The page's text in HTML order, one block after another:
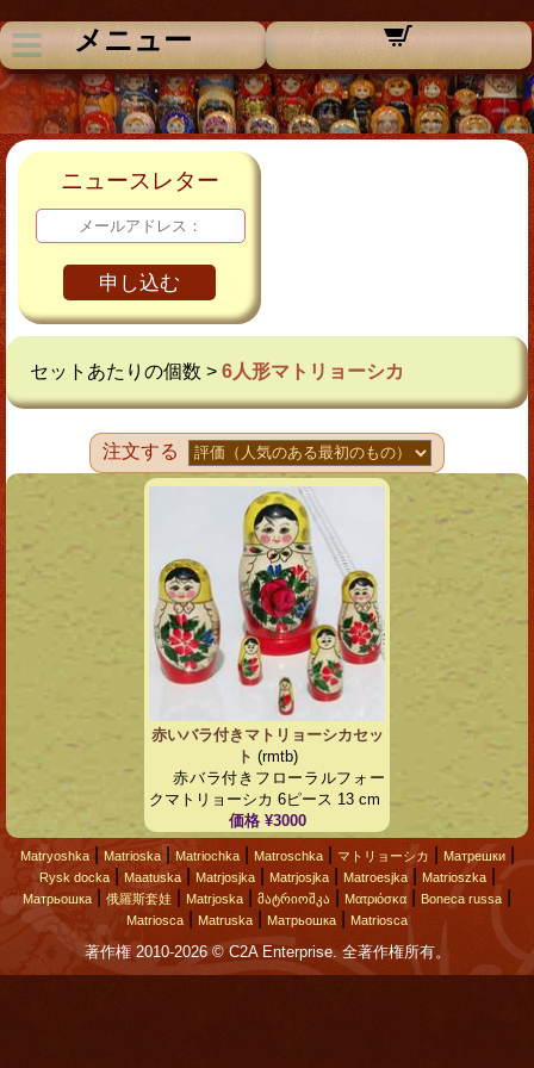
メニュー
ニュースレター
申し込む
セットあたりの個数 > 6人形マトリョーシカ
注文する
赤いバラ付きマトリョーシカセッ
ト (rmtb)
赤バラ付きフローラルフォー
クマトリョーシカ 6ピース 13 cm
価格 ¥3000
Matryoshka| Matrioska| Matriochka| Matroschka| マトリョーシカ Матрешки|
Rysk docka| Maatuska| Matrjosjka| Matrjosjka| Matroesjka| Matrioszka|
Матрьошка 俄羅斯套娃 Matrjoska მატრიოშკა Ματριόσκα Boneca russa
Matriosca Matruska Матрьошка Matriosca
著作権 2010-2026 © C2A Enterprise. 全著作権所有。